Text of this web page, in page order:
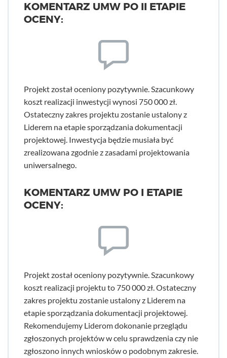
KOMENTARZ UMW PO II ETAPIE
OCENY:
Projekt został oceniony pozytywnie. Szacunkowy
koszt realizacji inwestycji wynosi 750 000 zł.
Ostateczny zakres projektu zostanie ustalony z
Liderem na etapie sporządzania dokumentacji
projektowej. Inwestycja będzie musiała być
zrealizowana zgodnie z zasadami projektowania
uniwersalnego.
KOMENTARZ UMW PO I ETAPIE
OCENY:
Projekt został oceniony pozytywnie. Szacunkowy
koszt realizacji projektu to 750 000 zł. Ostateczny
zakres projektu zostanie ustalony z Liderem na
etapie sporządzania dokumentacji projektowej.
Rekomendujemy Liderom dokonanie przeglądu
zgłoszonych projektów w celu sprawdzenia czy nie
zgłoszono innych wniosków o podobnym zakresie.